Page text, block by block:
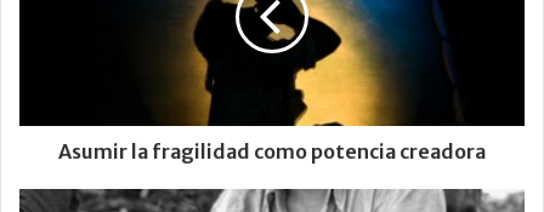
Asumir la fragilidad como potencia creadora